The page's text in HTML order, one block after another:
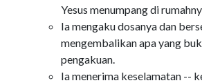
Yesus menumpang di
Ia mengaku dosanya dan
mengembalikan apa yang
pengakuan.
Ia menerima keselamatan --